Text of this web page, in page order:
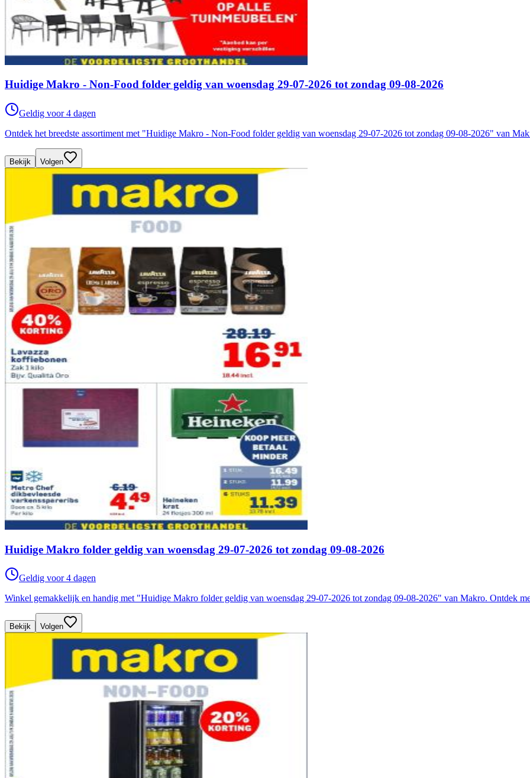
Huidige Makro - Non-Food folder geldig van woensdag 29-07-2026 tot zondag 09-08-2026
Geldig voor 4 dagen
Ontdek het breedste assortiment met "Huidige Makro - Non-Food folder geldig van woensdag 29-07-2026 tot zondag 09-08-2026" van
Bekijk Volgen
Huidige Makro folder geldig van woensdag 29-07-2026 tot zondag 09-08-2026
Geldig voor 4 dagen
Winkel gemakkelijk en handig met "Huidige Makro folder geldig van woensdag 29-07-2026 tot zondag 09-08-2026" van Makro. Ontdek
Bekijk Volgen